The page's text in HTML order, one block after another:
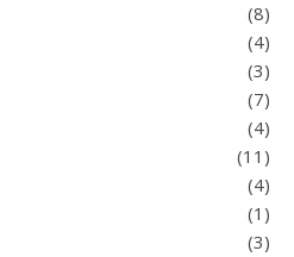
(8)
(4)
(3)
(7)
(4)
(11)
(4)
(1)
(3)